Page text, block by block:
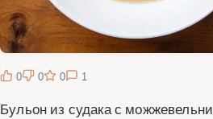
0 0 0 1
Бульон из судака с